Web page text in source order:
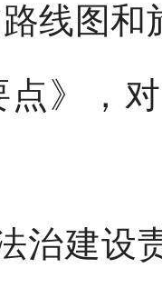
线图和
》，
治建设